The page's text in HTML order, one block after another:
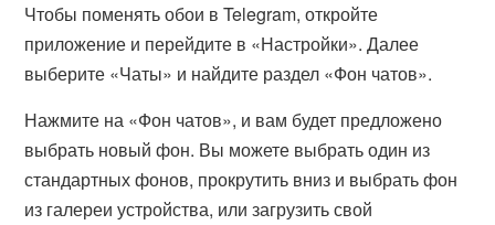
Чтобы поменять обои в Telegram, откройте
приложение и перейдите в «Настройки». Далее
выберите «Чаты» и найдите раздел «Фон чатов».
Нажмите на «Фон чатов», и вам будет предложено
выбрать новый фон. Вы можете выбрать один из
стандартных фонов, прокрутить вниз и выбрать фон
из галереи устройства, или загрузить свой